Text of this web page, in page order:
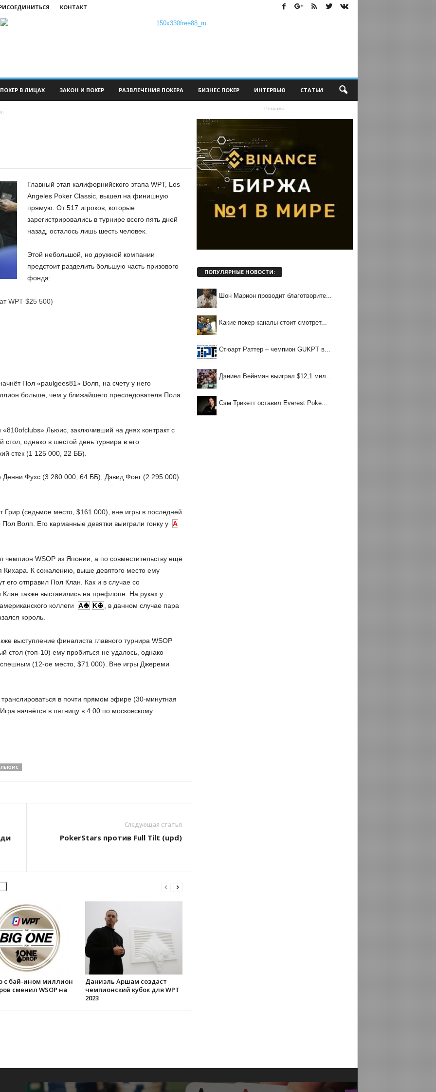
КОНТАКТ
ПОКЕР В ЛИЦАХ ЗАКОН И ПОКЕР РАЗВЛЕЧЕНИЯ ПОКЕРА БИЗНЕС ПОКЕР ИНТЕРВЬЮ СТАТЬИ
Главный этап калифорнийского этапа WPT, Los
Angeles Poker Classic, вышел на финишную
прямую. От 517 игроков, которые
зарегистрировались в турнире всего пять дней
назад, осталось лишь шесть человек.
Этой небольшой, но дружной компании
предстоит разделить большую часть призового
фонда:
WPT $25 500)
Пол «paulgees81» Волп, на счету у него
больше, чем у ближайшего преследователя Пола
Льюис, заключивший на днях контракт с
однако в шестой день турнира в его
стек (1 125 000, 22 ББ).
Фухс (3 280 000, 64 ББ), Дэвид Фонг (2 295 000)
Грир (седьмое место, $161 000), вне игры в последней
Волп. Его карманные девятки выиграли гонку у A
чемпион WSOP из Японии, а по совместительству ещё
К сожалению, выше девятого место ему
его отправил Пол Клан. Как и в случае со
также выставились на префлопе. На руках у
коллеги A K
, в данном случае пара
король.
выступление финалиста главного турнира WSOP
стол (топ-10) ему пробиться не удалось, однако
(12-ое место, $71 000). Вне игры Джереми
в почти прямом эфире (30-минутная
начнётся в пятницу в 4:00 по московскому
Следующая статья
PokerStars против Full Tilt (upd)
с бай-ином миллион
сменил WSOP на
Даниэль Аршам создаст
чемпионский кубок для WPT
2023
Реклама
ПОПУЛЯРНЫЕ НОВОСТИ:
Шон Марион проводит благотворите...
Какие покер-каналы стоит смотрет...
Стюарт Раттер – чемпион GUKPT в...
Дэниел Вейнман выиграл $12,1 мил...
Сэм Трикетт оставил Everest Poke...